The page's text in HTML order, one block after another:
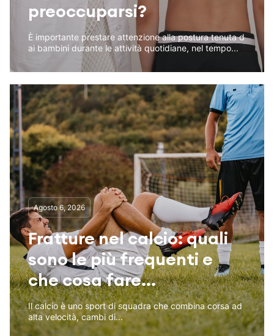
preoccuparsi?
È importante prestare attenzione alla postura tenuta d
ai bambini durante le attività quotidiane, nel tempo...
Agosto 6, 2026
Fratture nel calcio: quali
sono le più frequenti e
che cosa fare...
Il calcio è uno sport di squadra che combina corsa ad
alta velocità, cambi di...